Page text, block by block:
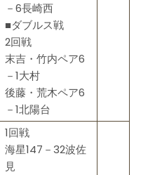
－6長崎西
■ダブルス戦
2回戦
末吉・竹内ペア6
－1大村
後藤・荒木ペア6
－1北陽台
1回戦
海星147－32波佐
見